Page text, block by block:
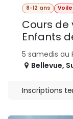
8-12 ans Voile
Cours de
Enfants
5 samedis au
Bellevue,
Inscriptions